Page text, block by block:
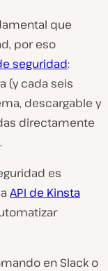
que
por eso
seguridad:
(y cada seis
descargable y
directamente
es
API de Kinsta
en Slack o